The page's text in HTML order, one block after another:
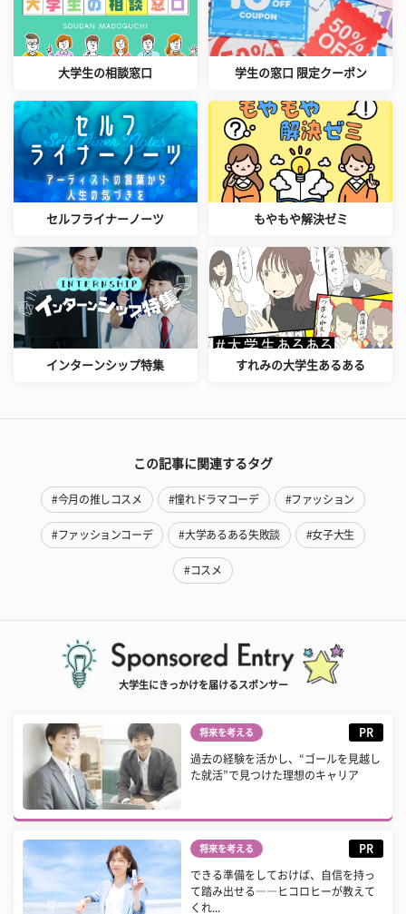
大学生の相談窓口 学生の窓口 限定クーポン
セルフライナーノーツ もやもや解決ゼミ
インターンシップ特集 すれみの大学生あるある
この記事に関連するタグ
#今月の推しコスメ #憧れドラマコーデ #ファッション
#ファッションコーデ #大学あるある失敗談 #女子大生
#コスメ
大学生にきっかけを届けるスポンサー
将来を考える PR
過去の経験を活かし、“ゴールを見越し
た就活”で見つけた理想のキャリア
将来を考える PR
できる準備をしておけば、自信を持っ
て踏み出せる――ヒコロヒーが教えて
くれ...